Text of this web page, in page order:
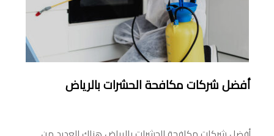
أفضل شركات مكافحة الحشرات بالرياض
أفضل شركات مكافحة الحشرات بالرياض هناك العديد من